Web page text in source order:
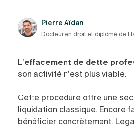
Pierre Aïdan
Docteur en droit et diplômé de
L’effacement de dette
son activité n’est plus viable.
Cette procédure offre une
liquidation classique. Encore
bénéficier concrètement.